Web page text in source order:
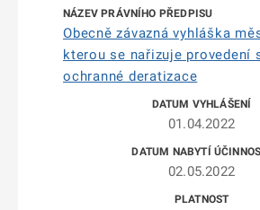
Obecně závazná vyhláška
kterou se nařizuje provedení
ochranné deratizace
01.04.2022
02.05.2022